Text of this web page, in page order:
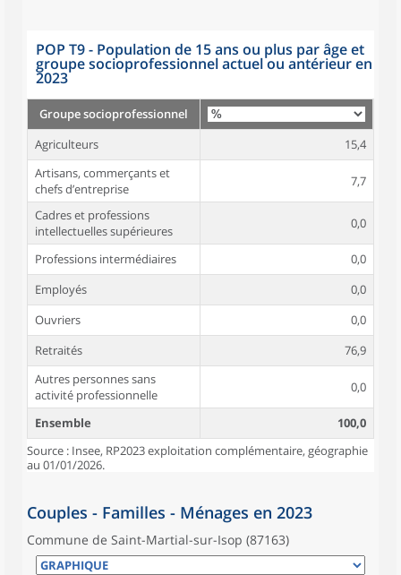
POP T9 - Population de 15 ans ou plus par âge et
groupe socioprofessionnel actuel ou antérieur en
2023
Groupe socioprofessionnel
Agriculteurs
15,4
Artisans, commerçants et
chefs d’entreprise
7,7
Cadres et professions
intellectuelles supérieures
0,0
Professions intermédiaires
0,0
Employés
0,0
Ouvriers
0,0
Retraités
76,9
Autres personnes sans
activité professionnelle
0,0
Ensemble
100,0
Source : Insee, RP2023 exploitation complémentaire, géographie
au 01/01/2026.
Couples - Familles - Ménages en 2023
Commune de Saint-Martial-sur-Isop (87163)